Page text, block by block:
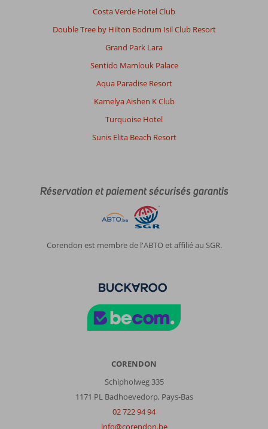
Costa Verde Hotel Club
Double Tree by Hilton Bodrum Isil Club Resort
Grand Park Lara
Sentido Mamlouk Palace
Aqua Paradise Resort
Kamelya Aishen K Club
Turquoise Hotel
Sunis Elita Beach Resort
Réservation et paiement sécurisés garantis
Corendon est membre de l'ABTO et affilié au SGR.
CORENDON
Schipholweg 335
1171 PL Badhoevedorp, Pays-Bas
02 722 94 94
info@corendon.be